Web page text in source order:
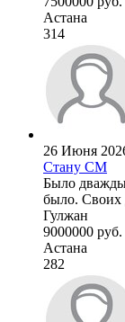
Астана
314
26 Июня
Стану СМ
Было
было. Своих
Гулжан
9000000 руб.
Астана
282